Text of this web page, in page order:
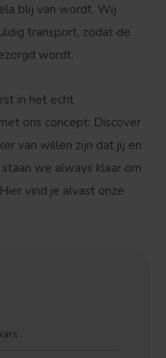
blij van wordt. Wij
transport, zodat de
wordt.
in het echt
ons concept: Discover
van willen zijn dat jij en
we always klaar om
vind je alvast onze